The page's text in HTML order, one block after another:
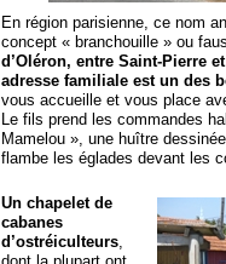
En région parisienne, ce nom
concept « branchouille » ou
d’Oléron, entre Saint-Pierre
adresse familiale est un des
vous accueille et vous place
Le fils prend les commandes
Mamelou », une huître
flambe les églades devant les
Un chapelet de
cabanes
d’ostréiculteurs,